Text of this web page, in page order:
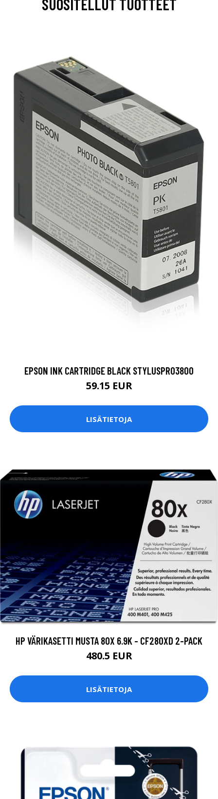
SUOSITELLUT TUOTTEET
EPSON INK CARTRIDGE BLACK STYLUSPRO3800
59.15 EUR
LISÄTIETOJA
HP VÄRIKASETTI MUSTA 80X 6.9K - CF280XD 2-PACK
480.5 EUR
LISÄTIETOJA